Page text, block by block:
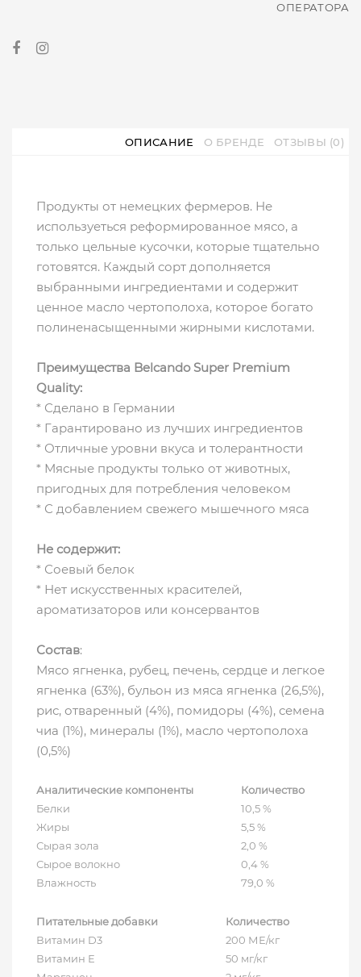
ОПЕРАТОРА
ОПИСАНИЕ О БРЕНДЕ ОТЗЫВЫ (0)
Продукты от немецких фермеров. Не
используеться реформированное мясо, а
только цельные кусочки, которые тщательно
готовятся. Каждый сорт дополняется
выбранными ингредиентами и содержит
ценное масло чертополоха, которое богато
полиненасыщенными жирными кислотами.
Преимущества Belcando Super Premium
Quality:
* Сделано в Германии
* Гарантировано из лучших ингредиентов
* Отличные уровни вкуса и толерантности
* Мясные продукты только от животных,
пригодных для потребления человеком
* С добавлением свежего мышечного мяса
Не содержит:
* Соевый белок
* Нет искусственных красителей,
ароматизаторов или консервантов
Состав:
Мясо ягненка, рубец, печень, сердце и легкое
ягненка (63%), бульон из мяса ягненка (26,5%),
рис, отваренный (4%), помидоры (4%), семена
чиа (1%), минералы (1%), масло чертополоха
(0,5%)
Аналитические компоненты
Количество
Белки
10,5 %
Жиры
5,5 %
Сырая зола
2,0 %
Сырое волокно
0,4 %
Влажность
79,0 %
Питательные добавки
Количество
Витамин D3
200 МЕ/кг
Витамин Е
50 мг/кг